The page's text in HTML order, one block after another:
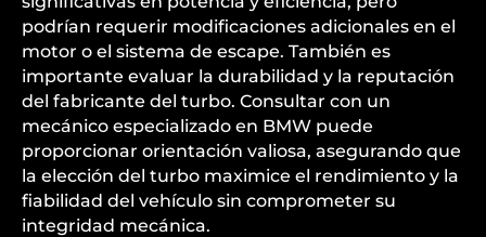
podrían requerir modificaciones adicionales en el
motor o el sistema de escape. También es
importante evaluar la durabilidad y la reputación
del fabricante del turbo. Consultar con un
mecánico especializado en BMW puede
proporcionar orientación valiosa, asegurando que
la elección del turbo maximice el rendimiento y la
fiabilidad del vehículo sin comprometer su
integridad mecánica.